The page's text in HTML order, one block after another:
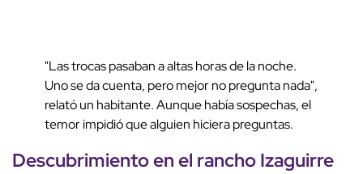
"Las trocas pasaban a altas horas de la noche.
Uno se da cuenta, pero mejor no pregunta nada",
relató un habitante. Aunque había sospechas, el
temor impidió que alguien hiciera preguntas.
Descubrimiento en el rancho Izaguirre